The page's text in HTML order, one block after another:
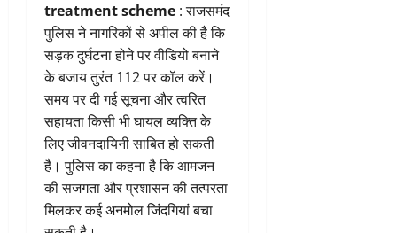
treatment scheme : राजसमंद
पुलिस ने नागरिकों से अपील की है कि
सड़क दुर्घटना होने पर वीडियो बनाने
के बजाय तुरंत 112 पर कॉल करें।
समय पर दी गई सूचना और त्वरित
सहायता किसी भी घायल व्यक्ति के
लिए जीवनदायिनी साबित हो सकती
है। पुलिस का कहना है कि आमजन
की सजगता और प्रशासन की तत्परता
मिलकर कई अनमोल जिंदगियां बचा